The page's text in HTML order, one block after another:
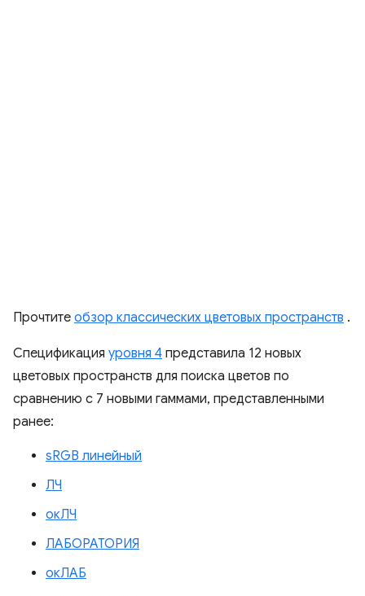
Прочтите обзор классических цветовых пространств .
Спецификация уровня 4 представила 12 новых
цветовых пространств для поиска цветов по
сравнению с 7 новыми гаммами, представленными
ранее:
sRGB линейный
ЛЧ
окЛЧ
ЛАБОРАТОРИЯ
окЛАБ